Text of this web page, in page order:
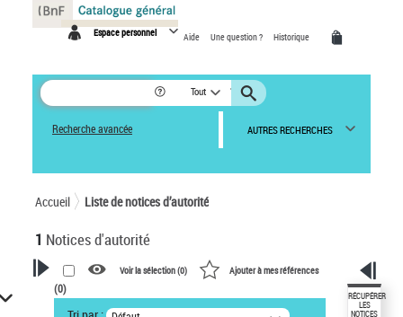
Espace personnel Aide Une question ? Historique
Tout
Recherche avancée AUTRES RECHERCHES
Accueil Liste de notices d’autorité
1 Notices d'autorité
VOTRE RECHERCHE
Voir la sélection (0) Ajouter à mes références
(0)
RÉCUPÉRER
LES
NOTICES
Panneau de gestion des cookies